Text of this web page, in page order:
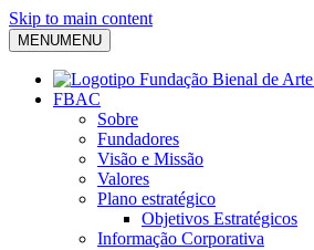
Skip to main content
MENUMENU
FBAC
Sobre
Fundadores
Visão e Missão
Valores
Plano estratégico
Objetivos Estratégicos
Informação Corporativa